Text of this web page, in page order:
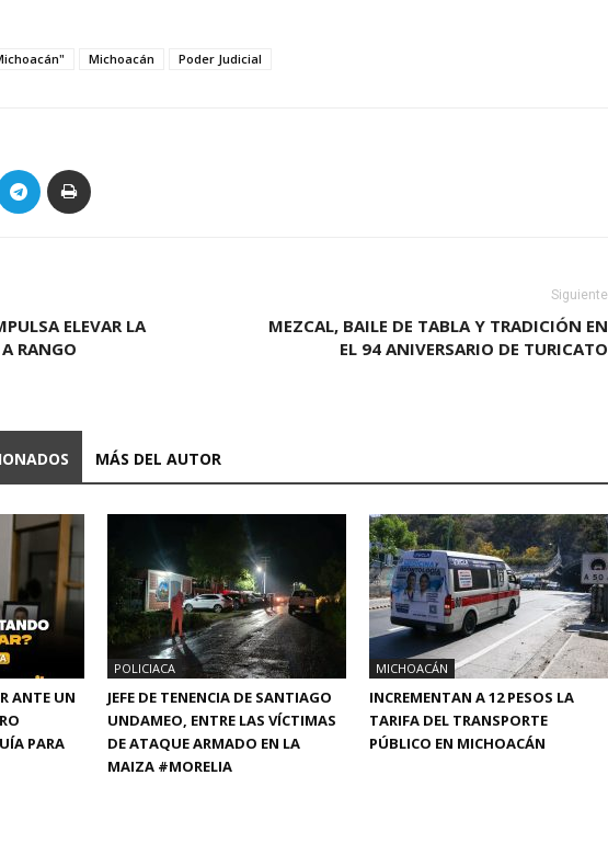
Michoacán Poder Judicial
ELEVAR LA
RANGO
Siguiente
MEZCAL, BAILE DE TABLA Y TRADICIÓN EN
EL 94 ANIVERSARIO DE TURICATO
MÁS DEL AUTOR
ANTE UN
PARA
POLICIACA
JEFE DE TENENCIA DE SANTIAGO
UNDAMEO, ENTRE LAS VÍCTIMAS
DE ATAQUE ARMADO EN LA
MAIZA #MORELIA
MICHOACÁN
INCREMENTAN A 12 PESOS LA
TARIFA DEL TRANSPORTE
PÚBLICO EN MICHOACÁN